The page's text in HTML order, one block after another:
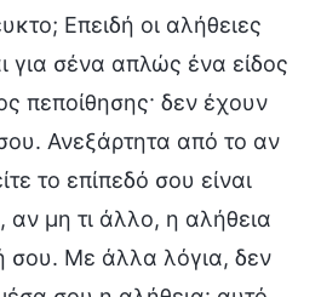
Επειδή οι αλήθειες
για σένα απλώς ένα είδος
πεποίθησης· δεν έχουν
Ανεξάρτητα από το αν
το επίπεδό σου είναι
αν μη τι άλλο, η αλήθεια
σου. Με άλλα λόγια, δεν